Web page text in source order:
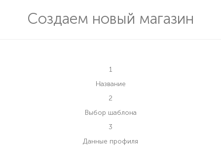
Создаем новый магазин
1
Название
2
Выбор шаблона
3
Данные профиля